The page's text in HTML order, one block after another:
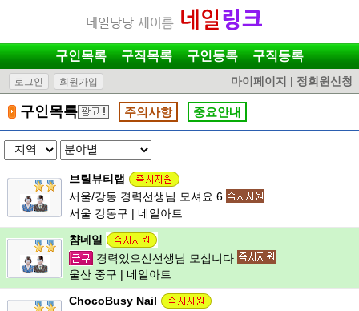
구인목록 구직목록 구인등록 구직등록
로그인 회원가입 마이페이지 | 정회원신청
구인목록 주의사항 중요안내
브릴뷰티랩
서울/강동 경력선생님 모셔요 6
서울 강동구 | 네일아트
챰네일
경력있으신선생님 모십니다
울산 중구 | 네일아트
ChocoBusy Nail